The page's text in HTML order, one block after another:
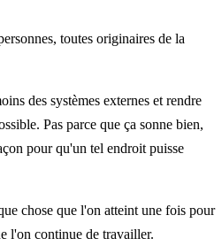
toutes originaires de la
des systèmes externes et rendre
Pas parce que ça sonne bien,
pour qu'un tel endroit puisse
chose que l'on atteint une fois pour
l'on continue de travailler.